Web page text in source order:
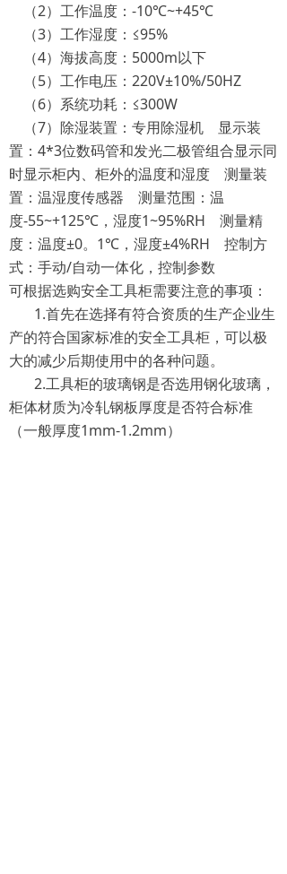
（2）工作温度：-10℃~+45℃
（3）工作湿度：≤95%
（4）海拔高度：5000m以下
（5）工作电压：220V±10%/50HZ
（6）系统功耗：≤300W
（7）除湿装置：专用除湿机 显示装
置：4*3位数码管和发光二极管组合显示同
时显示柜内、柜外的温度和湿度 测量装
置：温湿度传感器 测量范围：温
度-55~+125℃，湿度1~95%RH 测量精
度：温度±0。1℃，湿度±4%RH 控制方
式：手动/自动一体化，控制参数
可根据选购安全工具柜需要注意的事项：
1.首先在选择有符合资质的生产企业生
产的符合国家标准的安全工具柜，可以极
大的减少后期使用中的各种问题。
2.工具柜的玻璃钢是否选用钢化玻璃，
柜体材质为冷轧钢板厚度是否符合标准
（一般厚度1mm-1.2mm）